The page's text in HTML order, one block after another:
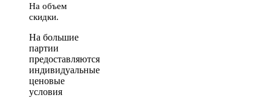
На объем
скидки.
На большие
партии
предоставляются
индивидуальные
ценовые
условия